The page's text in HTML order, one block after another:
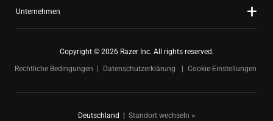
Unternehmen
Copyright © 2026 Razer Inc. All rights reserved.
Rechtliche Bedingungen
Datenschutzerklärung Cookie-Einstellungen
Deutschland Standort wechseln >